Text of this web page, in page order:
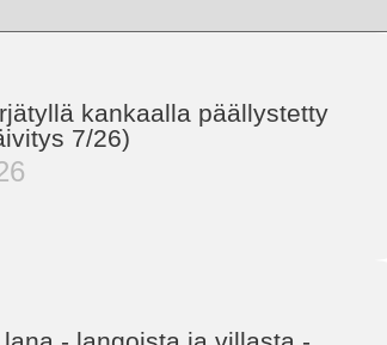
kankaalla päällystetty
7/26)